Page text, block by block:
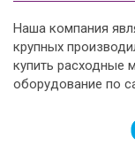
Наша компания
крупных
купить расходные
оборудование по